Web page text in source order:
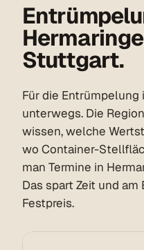
Stuttgart.
Für die
unterwegs. Die
wissen, welche
wo Container-
man Termine in
Das spart Zeit und
Festpreis.